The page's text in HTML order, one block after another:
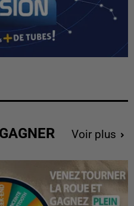
Voir plus